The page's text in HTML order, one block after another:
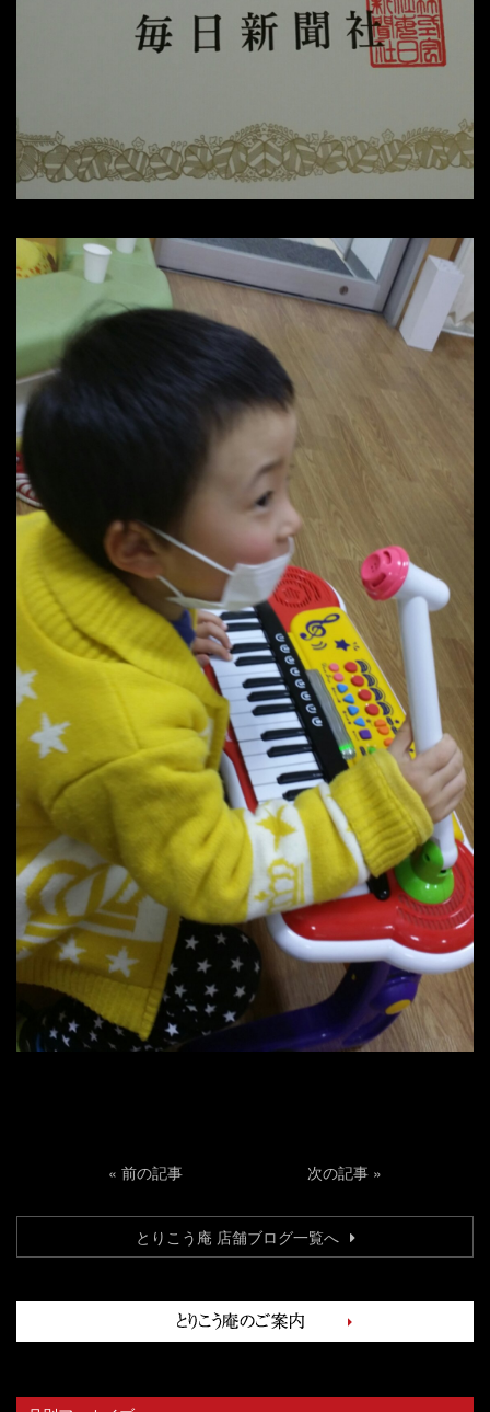
« 前の記事 次の記事 »
とりこう庵 店舗ブログ一覧へ